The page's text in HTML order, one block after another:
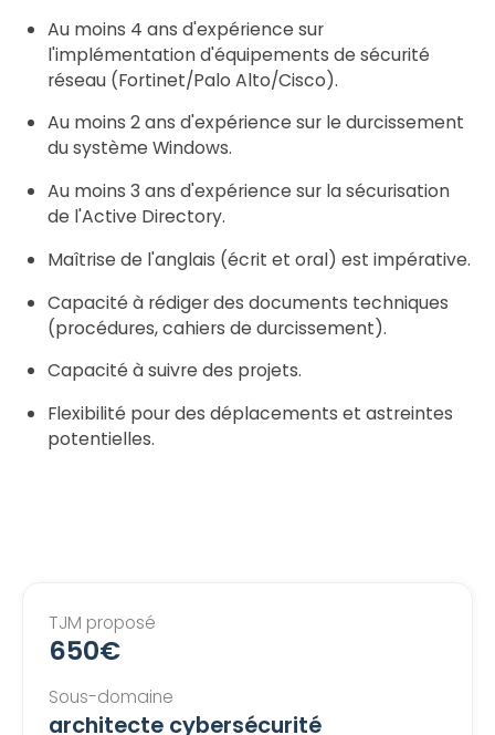
Au moins 4 ans d'expérience sur
l'implémentation d'équipements de sécurité
réseau (Fortinet/Palo Alto/Cisco).
Au moins 2 ans d'expérience sur le durcissement
du système Windows.
Au moins 3 ans d'expérience sur la sécurisation
de l'Active Directory.
Maîtrise de l'anglais (écrit et oral) est impérative.
Capacité à rédiger des documents techniques
(procédures, cahiers de durcissement).
Capacité à suivre des projets.
Flexibilité pour des déplacements et astreintes
potentielles.
TJM proposé
650€
Sous-domaine
architecte cybersécurité